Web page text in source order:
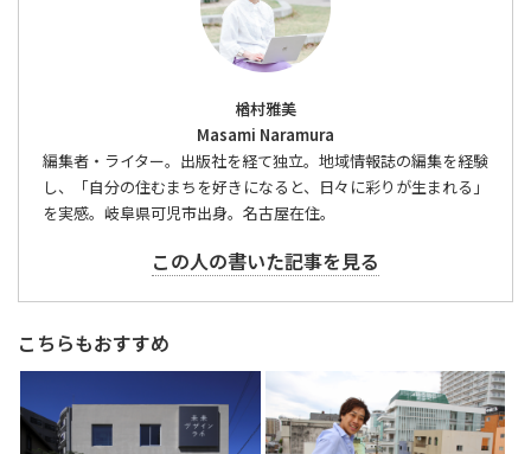
楢村雅美
Masami Naramura
編集者・ライター。出版社を経て独立。地域情報誌の編集を経験
し、「自分の住むまちを好きになると、日々に彩りが生まれる」
を実感。岐阜県可児市出身。名古屋在住。
この人の書いた記事を見る
こちらもおすすめ